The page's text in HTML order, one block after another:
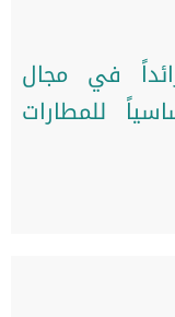
في مجال
للمطارات